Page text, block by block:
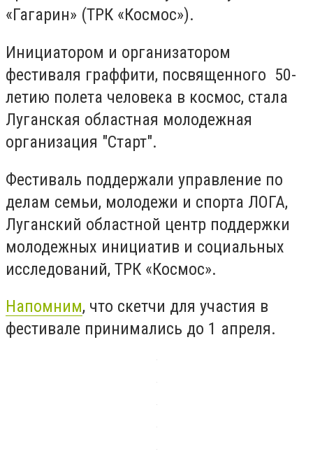
«Гагарин» (ТРК «Космос»).
Инициатором и организатором
фестиваля граффити, посвященного 50-
летию полета человека в космос, стала
Луганская областная молодежная
организация "Старт".
Фестиваль поддержали управление по
делам семьи, молодежи и спорта ЛОГА,
Луганский областной центр поддержки
молодежных инициатив и социальных
исследований, ТРК «Космос».
Напомним, что скетчи для участия в
фестивале принимались до 1 апреля.